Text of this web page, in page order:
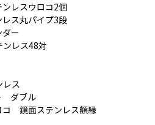
レスウロコ2個
ス丸パイプ3段
ー
レス48対
レス
ダブル
コ 鏡面ステンレス額縁